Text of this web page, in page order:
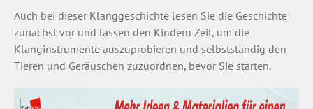
Auch bei dieser Klanggeschichte lesen Sie die Geschichte
zunächst vor und lassen den Kindern Zeit, um die
Klanginstrumente auszuprobieren und selbstständig den
Tieren und Geräuschen zuzuordnen, bevor Sie starten.